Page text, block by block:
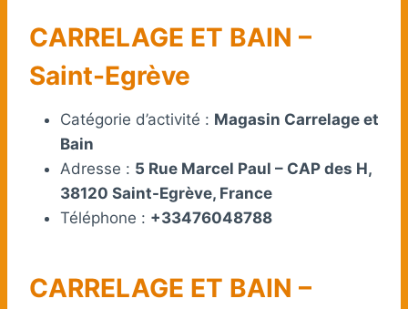
CARRELAGE ET BAIN –
Saint-Egrève
Catégorie d’activité : Magasin Carrelage et
Bain
Adresse : 5 Rue Marcel Paul – CAP des H,
38120 Saint-Egrève, France
Téléphone : +33476048788
CARRELAGE ET BAIN –